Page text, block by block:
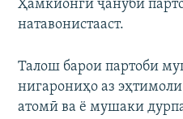
Ҳамкйонги ҷанубӣ
натавонистааст.
Талош барои партоби
нигарониҳо аз
атомӣ ва ё мушаки